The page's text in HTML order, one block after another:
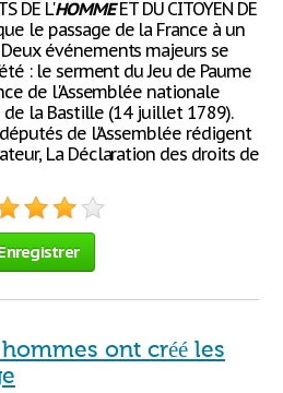
DE L'HOMMEET DU CITOYEN DE
le passage de la France à un
événements majeurs se
: le serment du Jeu de Paume
de l'Assemblée nationale
la Bastille (14 juillet 1789).
de l'Assemblée rédigent
La Déclaration des droits de
ont créé les